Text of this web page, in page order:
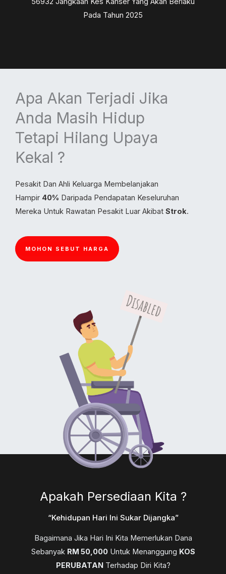
Pada Tahun 2025
Apa Akan Terjadi Jika
Anda Masih Hidup
Tetapi Hilang Upaya
Kekal ?
Pesakit Dan Ahli Keluarga Membelanjakan
Hampir 40% Daripada Pendapatan Keseluruhan
Mereka Untuk Rawatan Pesakit Luar Akibat Strok.
MOHON SEBUT HARGA
Apakah Persediaan Kita ?
“kehidupan Hari Ini Sukar Dijangka”
Bagaimana Jika Hari Ini Kita Memerlukan Dana
Sebanyak RM 50,000Untuk Menanggung KOS
PERUBATANTerhadap Diri Kita?